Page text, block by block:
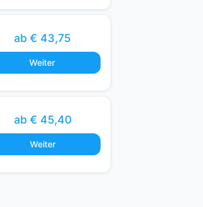
r
ab € 43,75
Weiter
ab € 45,40
Weiter